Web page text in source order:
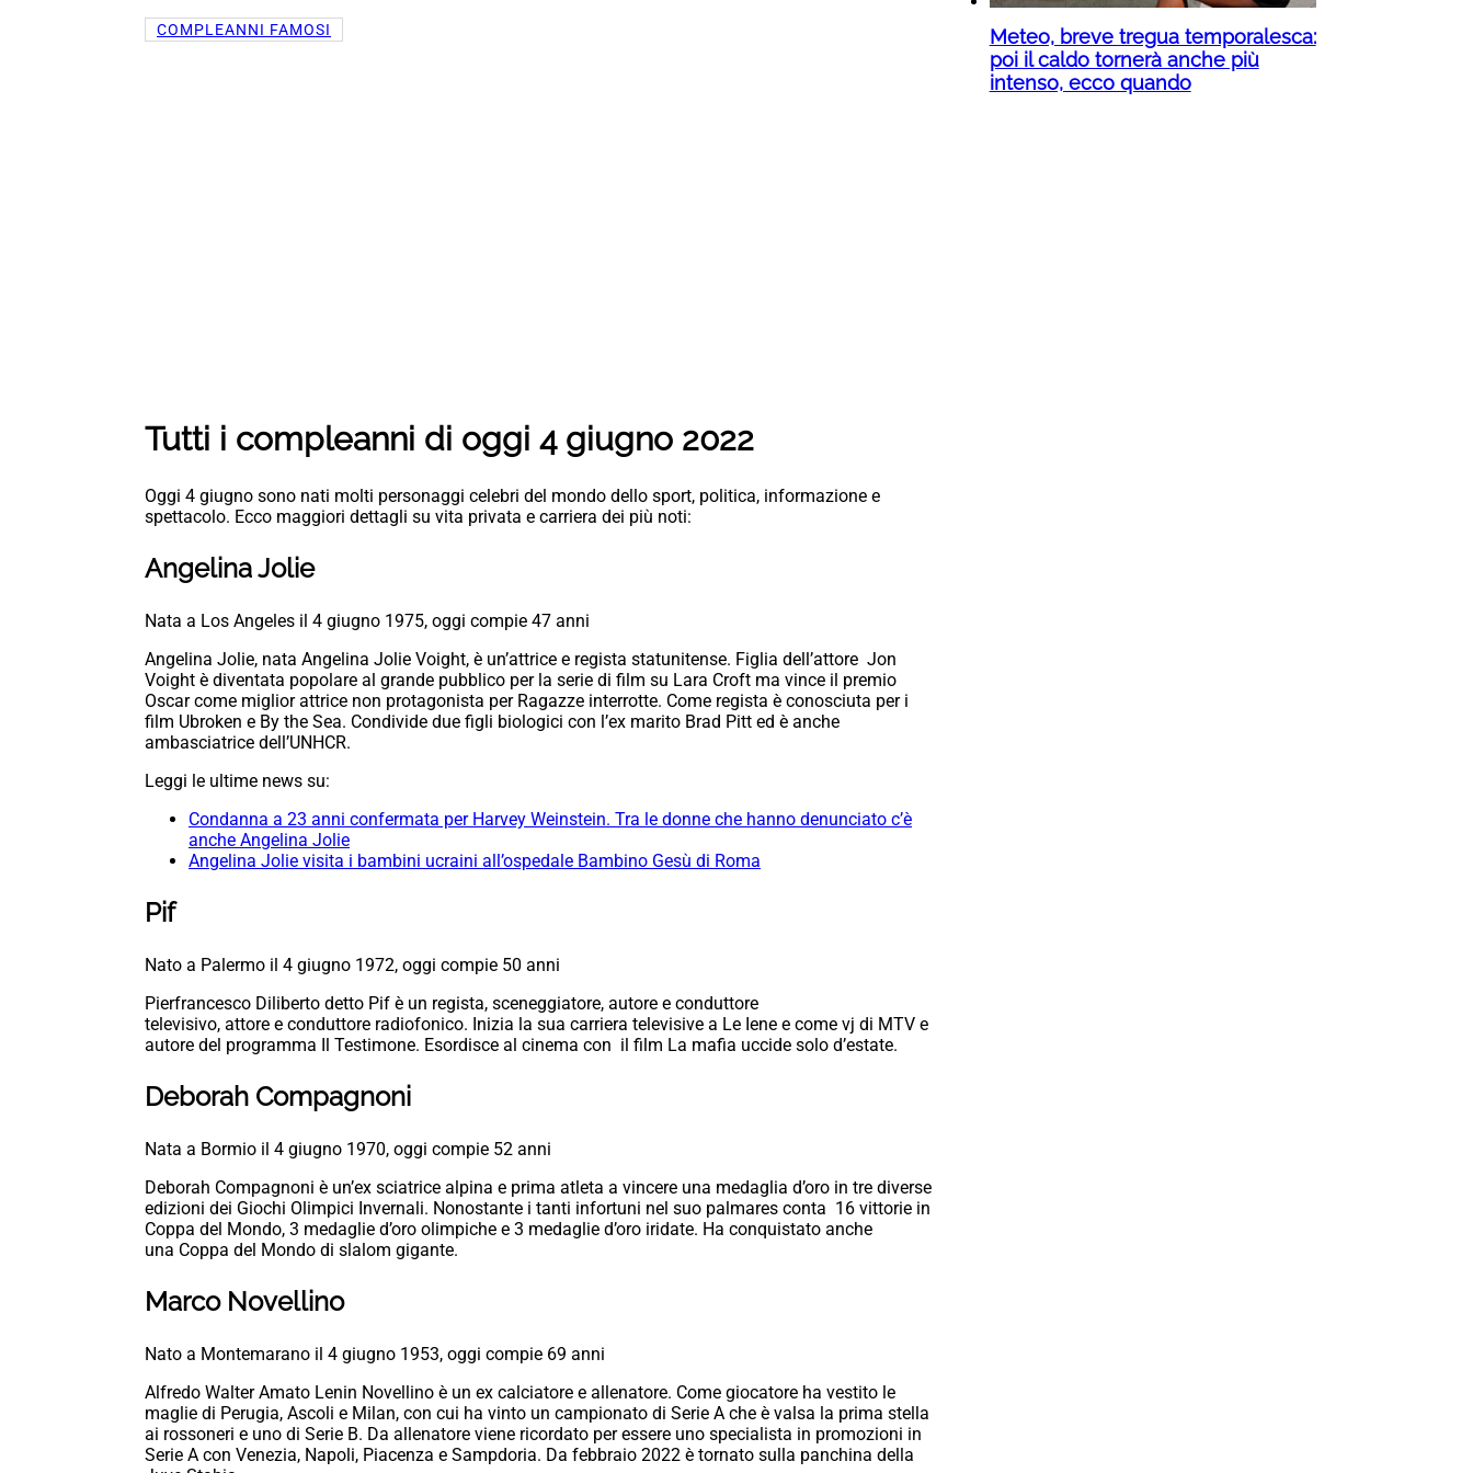
COMPLEANNI FAMOSI
Tutti i compleanni di oggi 4 giugno 2022
Oggi 4 giugno sono nati molti personaggi celebri del mondo dello sport, politica, informazione e
spettacolo. Ecco maggiori dettagli su vita privata e carriera dei più noti:
Angelina Jolie
Nata a Los Angeles il 4 giugno 1975, oggi compie 47 anni
Angelina Jolie, nata Angelina Jolie Voight, è un’attrice e regista statunitense. Figlia dell’attore Jon
Voight è diventata popolare al grande pubblico per la serie di film su Lara Croft ma vince il premio
Oscar come miglior attrice non protagonista per Ragazze interrotte. Come regista è conosciuta per i
film Ubroken e By the Sea. Condivide due figli biologici con l’ex marito Brad Pitt ed è anche
ambasciatrice dell’UNHCR.
Leggi le ultime news su:
Condanna a 23 anni confermata per Harvey Weinstein. Tra le donne che hanno denunciato c’è
anche Angelina Jolie
Angelina Jolie visita i bambini ucraini all’ospedale Bambino Gesù di Roma
Pif
Nato a Palermo il 4 giugno 1972, oggi compie 50 anni
Pierfrancesco Diliberto detto Pif è un regista, sceneggiatore, autore e conduttore
televisivo, attore e conduttore radiofonico. Inizia la sua carriera televisive a Le Iene e come vj di MTV e
autore del programma Il Testimone. Esordisce al cinema con il film La mafia uccide solo d’estate.
Deborah Compagnoni
Nata a Bormio il 4 giugno 1970, oggi compie 52 anni
Deborah Compagnoni è un’ex sciatrice alpina e prima atleta a vincere una medaglia d’oro in tre diverse
edizioni dei Giochi Olimpici Invernali. Nonostante i tanti infortuni nel suo palmares conta 16 vittorie in
Coppa del Mondo, 3 medaglie d’oro olimpiche e 3 medaglie d’oro iridate. Ha conquistato anche
una Coppa del Mondo di slalom gigante.
Marco Novellino
Nato a Montemarano il 4 giugno 1953, oggi compie 69 anni
Alfredo Walter Amato Lenin Novellino è un ex calciatore e allenatore. Come giocatore ha vestito le
maglie di Perugia, Ascoli e Milan, con cui ha vinto un campionato di Serie A che è valsa la prima stella
ai rossoneri e uno di Serie B. Da allenatore viene ricordato per essere uno specialista in promozioni in
Serie A con Venezia, Napoli, Piacenza e Sampdoria. Da febbraio 2022 è tornato sulla panchina della
Meteo, breve tregua temporalesca:
poi il caldo tornerà anche più
intenso, ecco quando